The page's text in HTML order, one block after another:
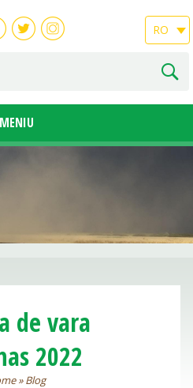
RO
MENIU
de vara
2022
»Blog